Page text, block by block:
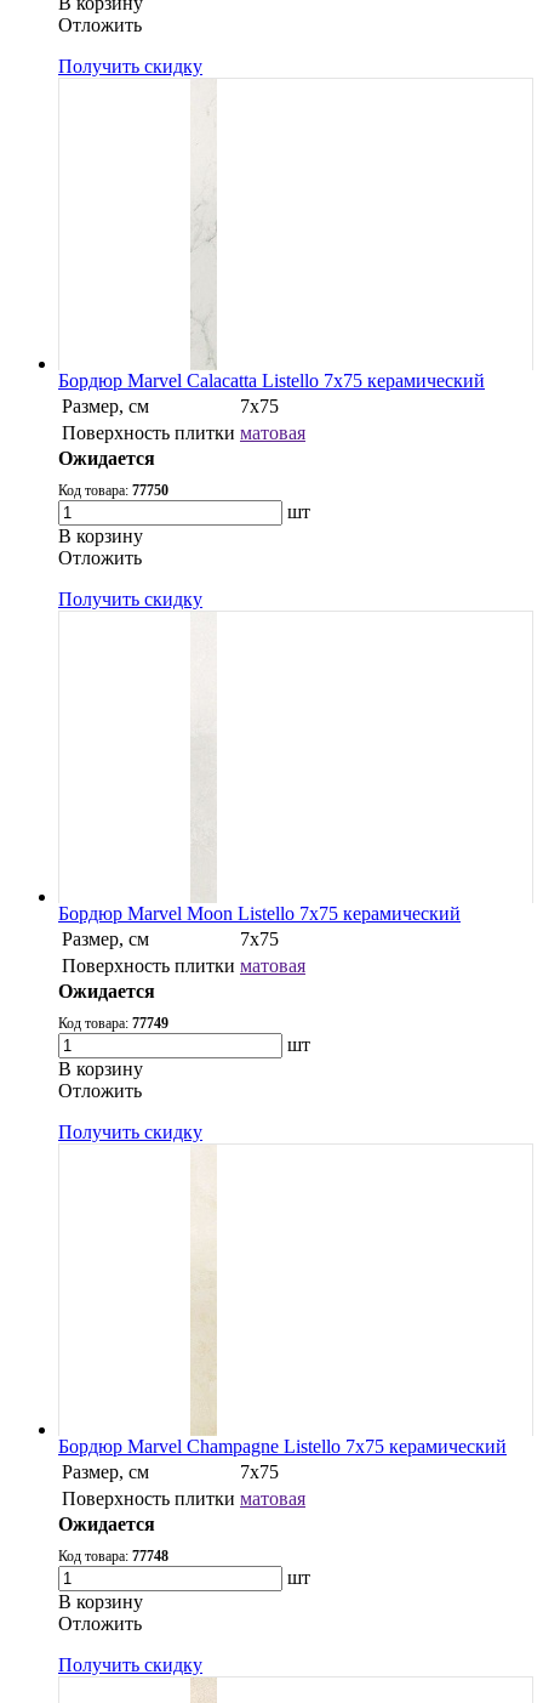
Oтложить
Получить скидку
Бордюр Marvel Calacatta Listello 7x75 керамический
Размер, см
7x75
Поверхность плитки матовая
Ожидается
Код товара: 77750
шт
В корзину
Oтложить
Получить скидку
Бордюр Marvel Moon Listello 7x75 керамический
Размер, см
7x75
Поверхность плитки матовая
Ожидается
Код товара: 77749
шт
В корзину
Oтложить
Получить скидку
Бордюр Marvel Champagne Listello 7x75 керамический
Размер, см
7x75
Поверхность плитки матовая
Ожидается
Код товара: 77748
шт
В корзину
Oтложить
Получить скидку